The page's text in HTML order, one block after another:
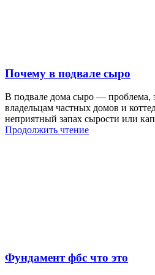
Почему в подвале сыро
В подвале дома сыро — проблема,
владельцам частных домов и
неприятный запах сырости или
Продолжить чтение
Фундамент фбс что это